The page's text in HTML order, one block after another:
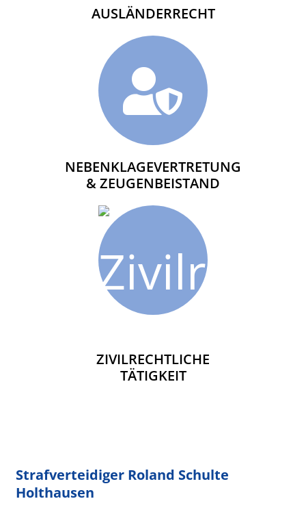
AUSLÄNDERRECHT
NEBENKLAGEVERTRETUNG
& ZEUGENBEISTAND
ZIVILRECHTLICHE
TÄTIGKEIT
Strafverteidiger Roland Schulte
Holthausen